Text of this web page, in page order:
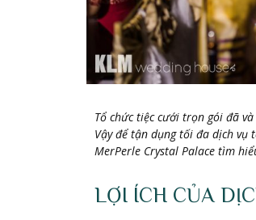
Tổ chức tiệc cưới trọn gói đã
Vậy để tận dụng tối đa dịch vụ
MerPerle Crystal Palace tìm
LỢI ÍCH CỦA